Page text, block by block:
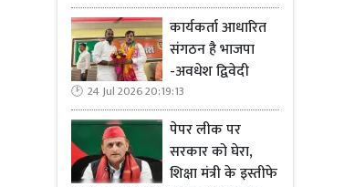
कार्यकर्ता आधारित
संगठन है भाजपा
-अवधेश द्विवेदी
24 Jul 2026 20:19:13
पेपर लीक पर
सरकार को घेरा,
शिक्षा मंत्री के इस्तीफे